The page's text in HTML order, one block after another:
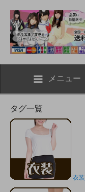
メニュー
タグ一覧
衣装